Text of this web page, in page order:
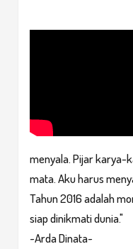
menyala. Pijar karya-
mata. Aku harus
Tahun 2016 adalah
siap dinikmati dunia."
~Arda Dinata~